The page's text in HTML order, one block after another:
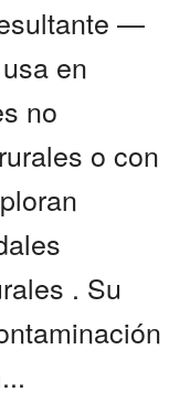
—
en
no
o con
. Su